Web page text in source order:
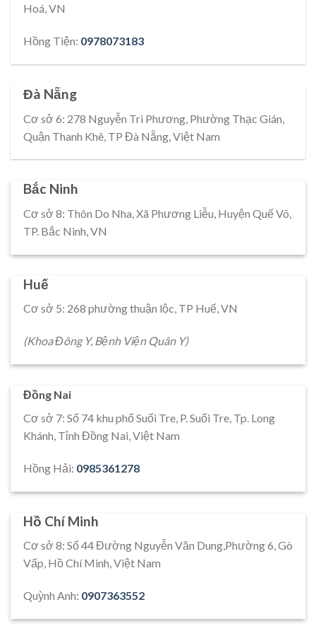
Hoá, VN
Hồng Tiện: 0978073183
Đà Nẵng
Cơ sở 6: 278 Nguyễn Tri Phương, Phường Thạc Gián,
Quận Thanh Khê, TP Đà Nẵng, Việt Nam
Bắc Ninh
Cơ sở 8: Thôn Do Nha, Xã Phương Liễu, Huyện Quế Võ,
TP. Bắc Ninh, VN
Huế
Cơ sở 5: 268 phường thuận lộc, TP Huế, VN
(Khoa Đông Y, Bệnh Viện Quân Y)
Đồng Nai
Cơ sở 7: Số 74 khu phố Suối Tre, P. Suối Tre, Tp. Long
Khánh, Tỉnh Đồng Nai, Việt Nam
Hồng Hải: 0985361278
Hồ Chí Minh
Cơ sở 8: Số 44 Đường Nguyễn Văn Dung,Phường 6, Gò
Vấp, Hồ Chí Minh, Việt Nam
Quỳnh Anh: 0907363552